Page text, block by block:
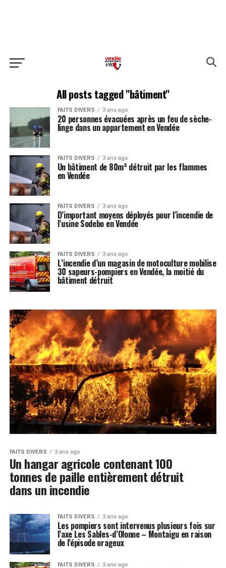
All posts tagged "bâtiment"
FAITS DIVERS 3 ans ago
20 personnes évacuées après un feu de sèche-
linge dans un appartement en Vendée
FAITS DIVERS 3 ans ago
Un bâtiment de 80m² détruit par les flammes
en Vendée
FAITS DIVERS 3 ans ago
D’important moyens déployés pour l’incendie de
l’usine Sodebo en Vendée
FAITS DIVERS 3 ans ago
L’incendie d’un magasin de motoculture mobilise
30 sapeurs-pompiers en Vendée, la moitié du
bâtiment détruit
FAITS DIVERS 3 ans ago
Un hangar agricole contenant 100
tonnes de paille entièrement détruit
dans un incendie
FAITS DIVERS 3 ans ago
Les pompiers sont intervenus plusieurs fois sur
l’axe Les Sables-d’Olonne – Montaigu en raison
de l’épisode orageux
FAITS DIVERS 3 ans ago